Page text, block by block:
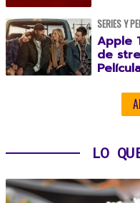
SERIES Y
Apple
de
LO